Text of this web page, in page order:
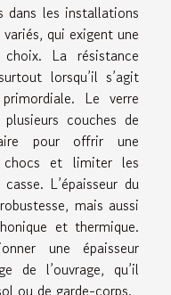
dans les installations
qui exigent une
La résistance
lorsqu’il s’agit
Le verre
couches de
pour offrir une
et limiter les
L’épaisseur du
mais aussi
et thermique.
une épaisseur
de l’ouvrage, qu’il
ou de garde-corps.